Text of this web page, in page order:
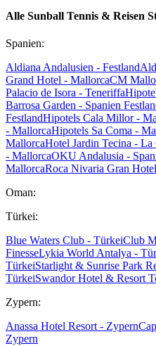
Alle Sunball Tennis & Reisen
Spanien:
Aldiana Andalusien - Festland
Grand Hotel - MallorcaCM
Palacio de Isora - Teneriffa
Barrosa Garden - Spanien
FestlandHipotels Cala Millor -
- MallorcaHipotels Sa Coma -
MallorcaHotel Jardin Tecina - La
- MallorcaOKU Andalusia -
MallorcaRoca Nivaria Gran
Oman:
Türkei:
Blue Waters Club - TürkeiClub
FinesseLykia World Antalya -
TürkeiStarlight & Sunrise Park
TürkeiSwandor Hotel & Resort
Zypern:
Anassa Hotel Resort - Zypern
Zypern